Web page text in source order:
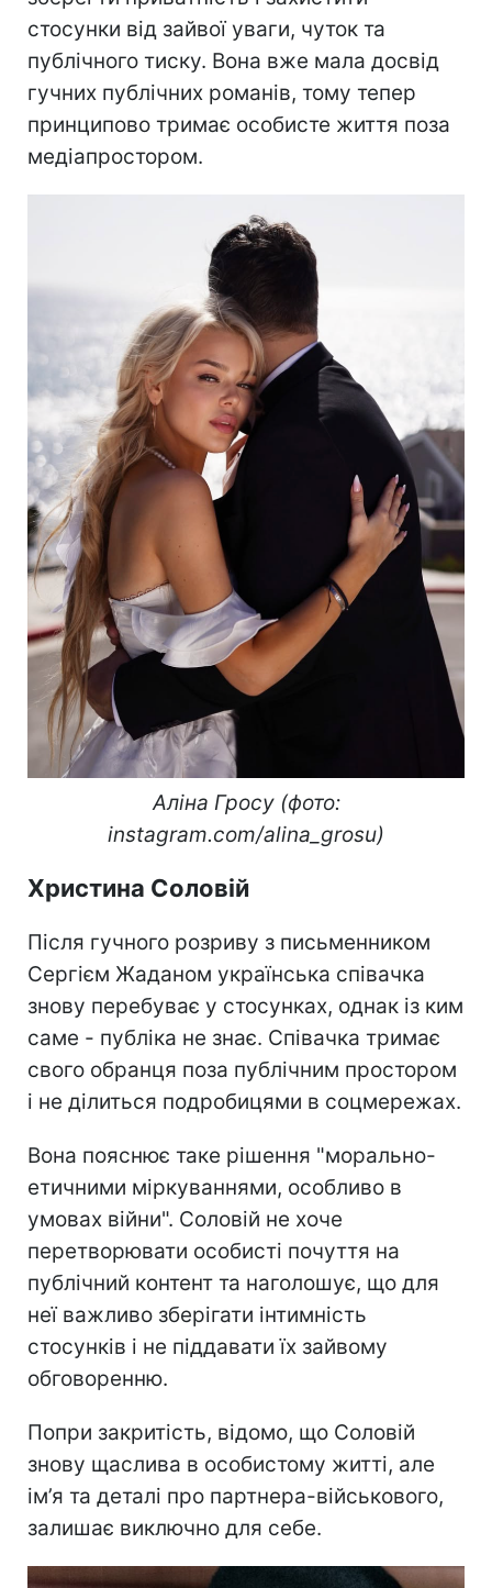
стосунки від зайвої уваги, чуток та
публічного тиску. Вона вже мала досвід
гучних публічних романів, тому тепер
принципово тримає особисте життя поза
медіапростором.
Аліна Гросу (фото:
instagram.com/alina_grosu)
Христина Соловій
Після гучного розриву з письменником
Сергієм Жаданом українська співачка
знову перебуває у стосунках, однак із ким
саме - публіка не знає. Співачка тримає
свого обранця поза публічним простором
і не ділиться подробицями в соцмережах.
Вона пояснює таке рішення "морально-
етичними міркуваннями, особливо в
умовах війни". Соловій не хоче
перетворювати особисті почуття на
публічний контент та наголошує, що для
неї важливо зберігати інтимність
стосунків і не піддавати їх зайвому
обговоренню.
Попри закритість, відомо, що Соловій
знову щаслива в особистому житті, але
ім’я та деталі про партнера-військового,
залишає виключно для себе.